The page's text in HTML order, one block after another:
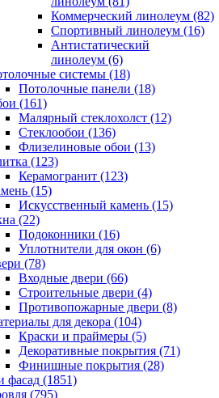
Коммерческий линолеум (82)
Спортивный линолеум (16)
Антистатический
линолеум (6)
системы (18)
Потолочные панели (18)
(161)
Малярный стеклохолст (12)
Стеклообои (136)
Флизелиновые обои (13)
(123)
Керамогранит (123)
(15)
Искусственный камень (15)
(22)
Подоконники (16)
Уплотнители для окон (6)
(78)
Входные двери (66)
Строительные двери (4)
Противопожарные двери (8)
для декора (104)
Краски и праймеры (5)
Декоративные покрытия (71)
Финишные покрытия (28)
фасад (1851)
(795)